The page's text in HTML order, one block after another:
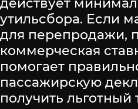
утильсбора. Если
для перепродажи,
коммерческая
помогает
пассажирскую
получить льготный